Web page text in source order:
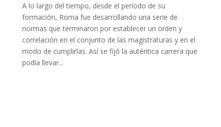
A lo largo del tiempo, desde el período de su
formación, Roma fue desarrollando una serie de
normas que terminaron por establecer un orden y
correlación en el conjunto de las magistraturas y en el
modo de cumplirlas. Así se fijó la auténtica carrera que
podía llevar...